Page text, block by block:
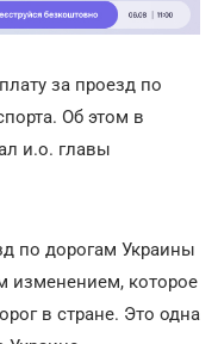
за проезд по
Об этом в
и.о. главы
по дорогам Украины
изменением, которое
в стране. Это одна